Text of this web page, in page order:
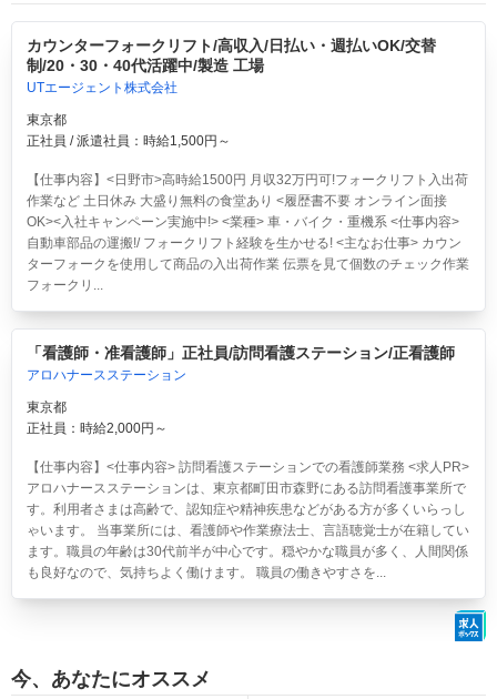
カウンターフォークリフト/高収入/日払い・週払いOK/交替
制/20・30・40代活躍中/製造 工場
UTエージェント株式会社
東京都
正社員 / 派遣社員：時給1,500円～
【仕事内容】<日野市>高時給1500円 月収32万円可!フォークリフト入出荷
作業など 土日休み 大盛り無料の食堂あり <履歴書不要 オンライン面接
OK><入社キャンペーン実施中!> <業種> 車・バイク・重機系 <仕事内容>
自動車部品の運搬!/ フォークリフト経験を生かせる! <主なお仕事> カウン
ターフォークを使用して商品の入出荷作業 伝票を見て個数のチェック作業
フォークリ...
「看護師・准看護師」正社員/訪問看護ステーション/正看護師
アロハナースステーション
東京都
正社員：時給2,000円～
【仕事内容】<仕事内容> 訪問看護ステーションでの看護師業務 <求人PR>
アロハナースステーションは、東京都町田市森野にある訪問看護事業所で
す。利用者さまは高齢で、認知症や精神疾患などがある方が多くいらっし
ゃいます。 当事業所には、看護師や作業療法士、言語聴覚士が在籍してい
ます。職員の年齢は30代前半が中心です。穏やかな職員が多く、人間関係
も良好なので、気持ちよく働けます。 職員の働きやすさを...
今、あなたにオススメ